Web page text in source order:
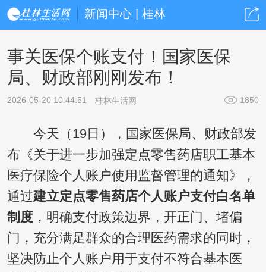
新闻中心 | 桂林
事关医保个账支付！国家医保
局、财政部刚刚发布！
2026-05-20 10:44:51 桂林生活网 1850
今天（19日），国家医保局、财政部发
布《关于进一步加强定点零售药店职工基本
医疗保险个人账户使用监督管理的通知》，
通过建立定点零售药店个人账户支付白名单
制度，明确支付政策边界，开正门、堵偏
门，充分满足群众的合理医药需求的同时，
坚决防止个人账户用于支付不符合基本医